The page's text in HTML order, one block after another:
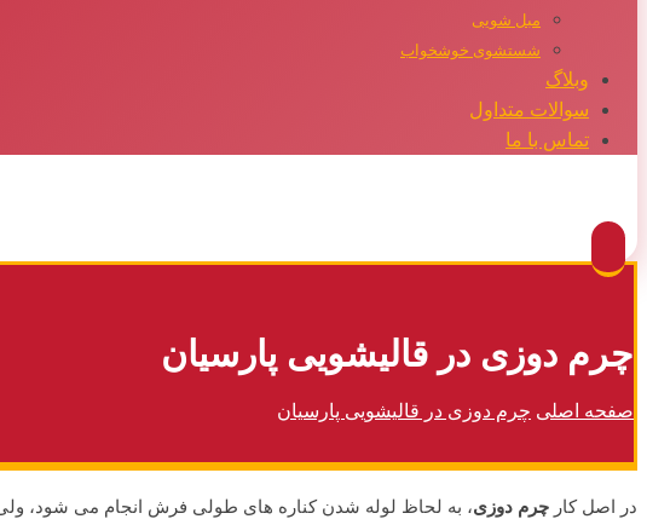
مبل شویی
شستشوی خوشخواب
وبلاگ
سوالات متداول
تماس با ما
چرم دوزی در قالیشویی پارسیان
صفحه اصلی چرم دوزی در قالیشویی پارسیان
در اصل کار چرم دوزی، به لحاظ لوله شدن کناره های طولی فرش انجام می شود، ولی